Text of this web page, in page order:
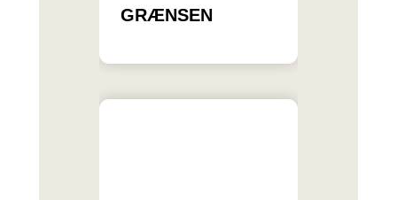
GRÆNSEN